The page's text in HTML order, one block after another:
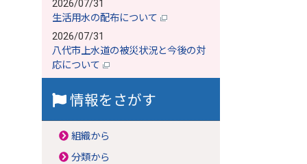
2026/07/31
生活用水の配布について
2026/07/31
八代市上水道の被災状況と今後の対
応について
情報をさがす
組織から
分類から